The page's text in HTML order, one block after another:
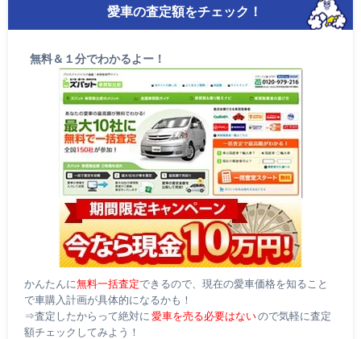
愛車の査定額をチェック！
無料＆１分でわかるよー！
かんたんに無料一括査定できるので、現在の愛車価格を知ること
で車購入計画が具体的になるかも！
⇒査定したからって絶対に 愛車を売る必要はないので気軽に査定
額チェックしてみよう！